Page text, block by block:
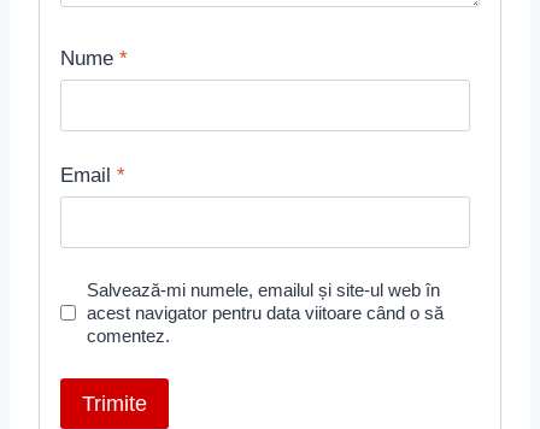
Nume *
Email *
Salvează-mi numele, emailul și site-ul web în
acest navigator pentru data viitoare când o să
comentez.